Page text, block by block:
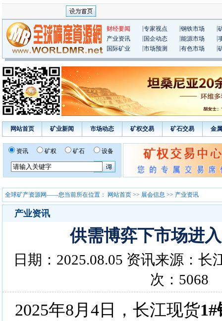
财经要闻 专家视点 钢铁市场
产业资讯
国企动态 能源市场
国际矿业
市场预测 有色市场
网站首页 矿业新闻 市场动态 矿权交易 矿石交易 金
资讯 矿权 矿石 设备
全球矿产资源网——您当前所在位置： 网站首页 >> 展会信息 >> 产业资讯
产业资讯
供需博弈下市场进
日期：2025.08.05 资讯来源：长
次：5068
2025年8月4日，长江现货1#